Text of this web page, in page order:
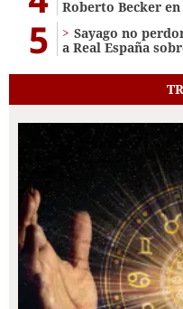
Roberto Becker en
5
Sayago no
a Real España